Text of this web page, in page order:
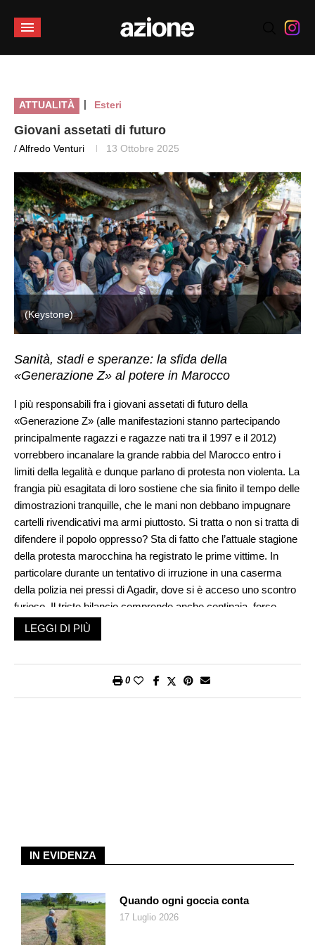
ATTUALITÀ | Esteri
Giovani assetati di futuro
/ Alfredo Venturi 13 Ottobre 2025
(Keystone)
Sanità, stadi e speranze: la sfida della
«Generazione Z» al potere in Marocco
I più responsabili fra i giovani assetati di futuro della
«Generazione Z» (alle manifestazioni stanno partecipando
principalmente ragazzi e ragazze nati tra il 1997 e il 2012)
vorrebbero incanalare la grande rabbia del Marocco entro i
limiti della legalità e dunque parlano di protesta non violenta. La
frangia più esagitata di loro sostiene che sia finito il tempo delle
dimostrazioni tranquille, che le mani non debbano impugnare
cartelli rivendicativi ma armi piuttosto. Si tratta o non si tratta di
difendere il popolo oppresso? Sta di fatto che l’attuale stagione
della protesta marocchina ha registrato le prime vittime. In
particolare durante un tentativo di irruzione in una caserma
della polizia nei pressi di Agadir, dove si è acceso uno scontro
furioso. Il triste bilancio comprende anche centinaia, forse
migliaia di feriti fra dimostranti e agenti di polizia.
Intanto la protesta dilaga nell’intero Paese. Era nata ad Agadir,
dove nel locale ospedale pubblico in pochi giorni otto donne
Mondiali 2030). In realtà, desidera molte altre cose, sa
benissimo che il Paese è potenzialmente destinato a un
ne ostacolino la proiezione verso il futuro. I giovani intendono
fare la loro parte affinché il Marocco compia il grande salto, ma
prima servono un’energica riforma della sanità pubblica e un
LEGGI DI PIÙ
0
IN EVIDENZA
Quando ogni goccia conta
17 Luglio 2026